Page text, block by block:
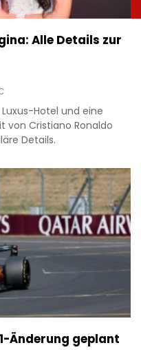
Alle Details zur
Hotel und eine
von Cristiano Ronaldo
Details.
Änderung geplant